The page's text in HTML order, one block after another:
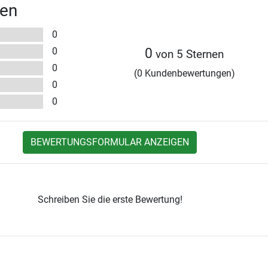
0
0
0
0
0
0 von 5 Sternen
(0 Kundenbewertungen)
BEWERTUNGSFORMULAR ANZEIGEN
Schreiben Sie die erste Bewertung!